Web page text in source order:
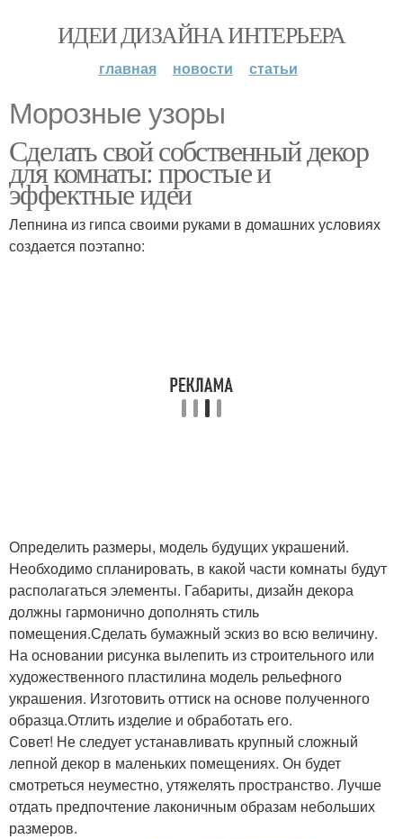
ИДЕИ ДИЗАЙНА ИНТЕРЬЕРА
главная новости статьи
Морозные узоры
Сделать свой собственный декор
для комнаты: простые и
эффектные идеи
Лепнина из гипса своими руками в домашних условиях
создается поэтапно:
Определить размеры, модель будущих украшений.
Необходимо спланировать, в какой части комнаты будут
располагаться элементы. Габариты, дизайн декора
должны гармонично дополнять стиль
помещения.Сделать бумажный эскиз во всю величину.
На основании рисунка вылепить из строительного или
художественного пластилина модель рельефного
украшения. Изготовить оттиск на основе полученного
образца.Отлить изделие и обработать его.
Совет! Не следует устанавливать крупный сложный
лепной декор в маленьких помещениях. Он будет
смотреться неуместно, утяжелять пространство. Лучше
отдать предпочтение лаконичным образам небольших
размеров.